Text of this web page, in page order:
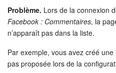
Gestion des stocks
CRM
Problème. Lors de la connexion
Facebook : Commentaires, la
n’apparaît pas dans la liste.
Par exemple, vous avez créé
pas proposée lors de la